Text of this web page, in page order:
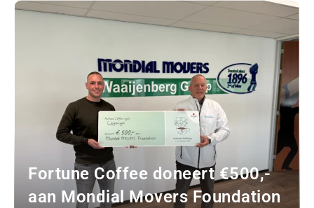
Fortune Coffee doneert €500,-
aan Mondial Movers Foundation